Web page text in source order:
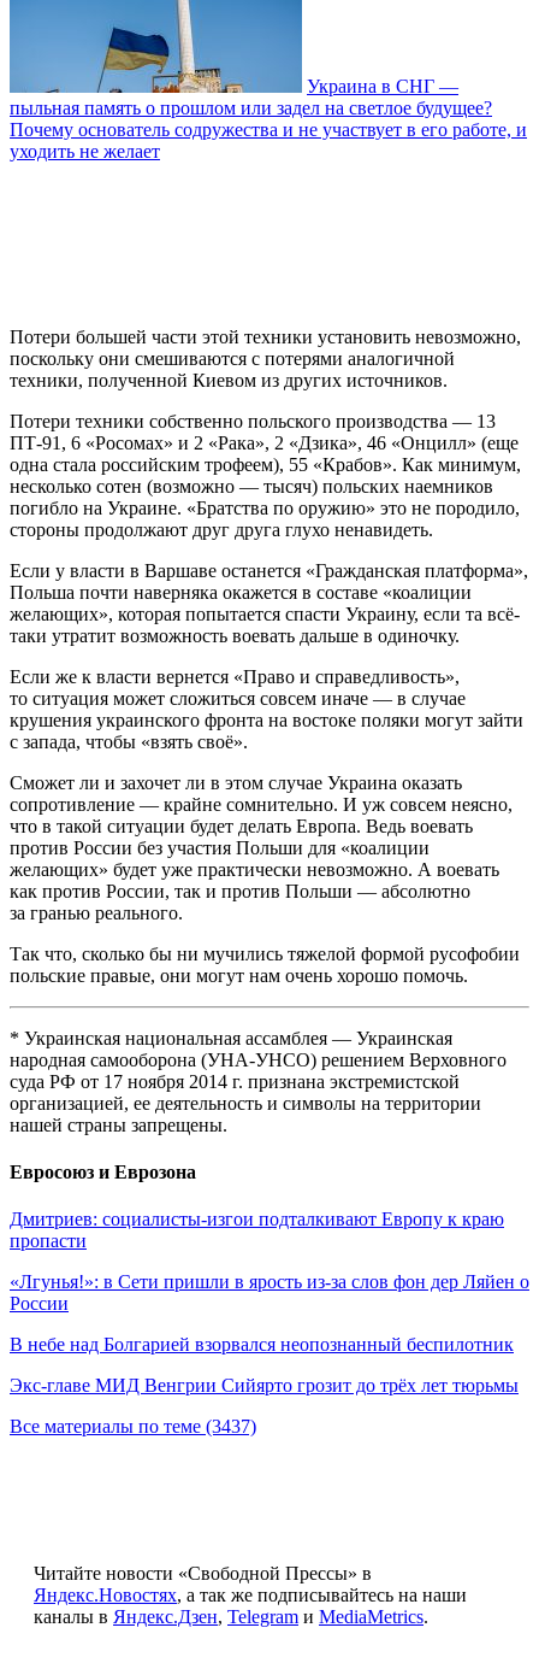
Украина в СНГ —
пыльная память о прошлом или задел на светлое будущее?
Почему основатель содружества и не участвует в его работе, и
уходить не желает
Потери большей части этой техники установить невозможно,
поскольку они смешиваются с потерями аналогичной
техники, полученной Киевом из других источников.
Потери техники собственно польского производства — 13
ПТ-91, 6 «Росомах» и 2 «Рака», 2 «Дзика», 46 «Онцилл» (еще
одна стала российским трофеем), 55 «Крабов». Как минимум,
несколько сотен (возможно — тысяч) польских наемников
погибло на Украине. «Братства по оружию» это не породило,
стороны продолжают друг друга глухо ненавидеть.
Если у власти в Варшаве останется «Гражданская платформа»,
Польша почти наверняка окажется в составе «коалиции
желающих», которая попытается спасти Украину, если та всё-
таки утратит возможность воевать дальше в одиночку.
Если же к власти вернется «Право и справедливость»,
то ситуация может сложиться совсем иначе — в случае
крушения украинского фронта на востоке поляки могут зайти
с запада, чтобы «взять своё».
Сможет ли и захочет ли в этом случае Украина оказать
сопротивление — крайне сомнительно. И уж совсем неясно,
что в такой ситуации будет делать Европа. Ведь воевать
против России без участия Польши для «коалиции
желающих» будет уже практически невозможно. А воевать
как против России, так и против Польши — абсолютно
за гранью реального.
Так что, сколько бы ни мучились тяжелой формой русофобии
польские правые, они могут нам очень хорошо помочь.
* Украинская национальная ассамблея — Украинская
народная самооборона (УНА-УНСО) решением Верховного
суда РФ от 17 ноября 2014 г. признана экстремистской
организацией, ее деятельность и символы на территории
нашей страны запрещены.
Евросоюз и Еврозона
Дмитриев: социалисты-изгои подталкивают Европу к краю
пропасти
«Лгунья!»: в Сети пришли в ярость из-за слов фон дер Ляйен о
России
В небе над Болгарией взорвался неопознанный беспилотник
Экс-главе МИД Венгрии Сийярто грозит до трёх лет тюрьмы
Все материалы по теме (3437)
Читайте новости «Свободной Прессы» в
Яндекс.Новостях, а так же подписывайтесь на наши
каналы в Яндекс.Дзен, Telegram и MediaMetrics.